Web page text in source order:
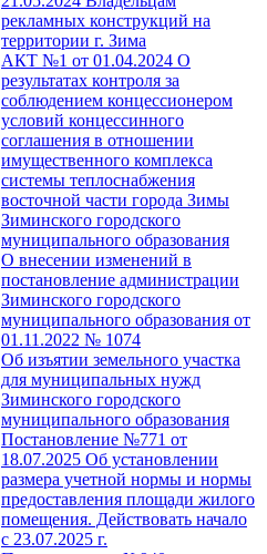
рекламных конструкций на
территории г. Зима
АКТ №1 от 01.04.2024 О
результатах контроля за
соблюдением концессионером
условий концессинного
соглашения в отношении
имущественного комплекса
системы теплоснабжения
восточной части города Зимы
Зиминского городского
муниципального образования
О внесении изменений в
постановление администрации
Зиминского городского
муниципального образования от
01.11.2022 № 1074
Об изъятии земельного участка
для муниципальных нужд
Зиминского городского
муниципального образования
Постановление №771 от
18.07.2025 Об установлении
размера учетной нормы и нормы
предоставления площади жилого
помещения. Действовать начало
с 23.07.2025 г.